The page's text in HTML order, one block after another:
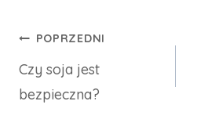
Nawigacja
wpisu
POPRZEDNI
Czy soja jest
bezpieczna?